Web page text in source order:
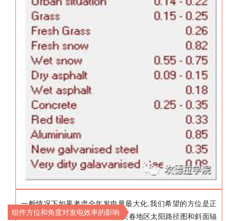
组件方位和角度对发电效率的影响
一般情况下如果考虑全年发电量最大化 我们希望的方位是正
南方向,倾角为纬度附近,下图为长春地区太阳路径图和斜面辐